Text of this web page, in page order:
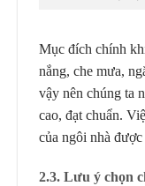
Mục đích chính
nắng, che mưa,
vậy nên chúng ta
cao, đạt chuẩn.
của ngôi nhà
2.3. Lưu ý chọn